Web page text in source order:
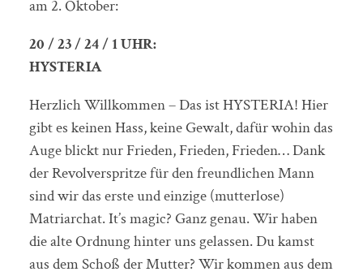
am 2. Oktober:
20 / 23 / 24 / 1 UHR:
HYSTERIA
Herzlich Willkommen – Das ist HYSTERIA! Hier
gibt es keinen Hass, keine Gewalt, dafür wohin das
Auge blickt nur Frieden, Frieden, Frieden… Dank
der Revolverspritze für den freundlichen Mann
sind wir das erste und einzige (mutterlose)
Matriarchat. It’s magic? Ganz genau. Wir haben
die alte Ordnung hinter uns gelassen. Du kamst
aus dem Schoß der Mutter? Wir kommen aus dem